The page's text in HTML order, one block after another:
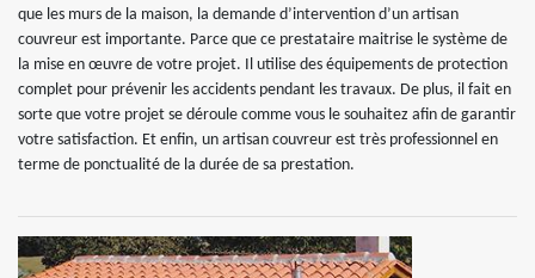
que les murs de la maison, la demande d’intervention d’un artisan
couvreur est importante. Parce que ce prestataire maitrise le système de
la mise en œuvre de votre projet. Il utilise des équipements de protection
complet pour prévenir les accidents pendant les travaux. De plus, il fait en
sorte que votre projet se déroule comme vous le souhaitez afin de garantir
votre satisfaction. Et enfin, un artisan couvreur est très professionnel en
terme de ponctualité de la durée de sa prestation.